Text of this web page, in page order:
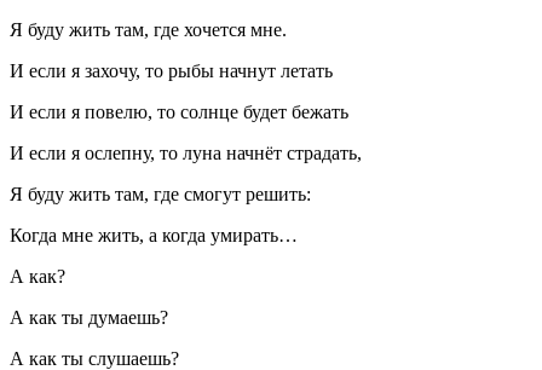
Я буду жить там, где хочется мне.
И если я захочу, то рыбы начнут летать
И если я повелю, то солнце будет бежать
И если я ослепну, то луна начнёт страдать,
Я буду жить там, где смогут решить:
Когда мне жить, а когда умирать…
А как?
А как ты думаешь?
А как ты слушаешь?